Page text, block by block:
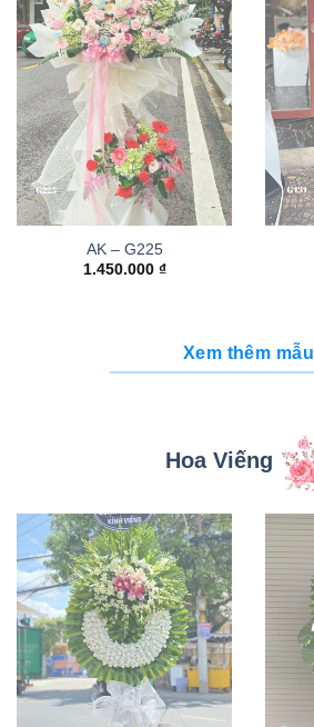
AK – G225
1.450.000 ₫
Xem thêm mẫu
Hoa Viếng